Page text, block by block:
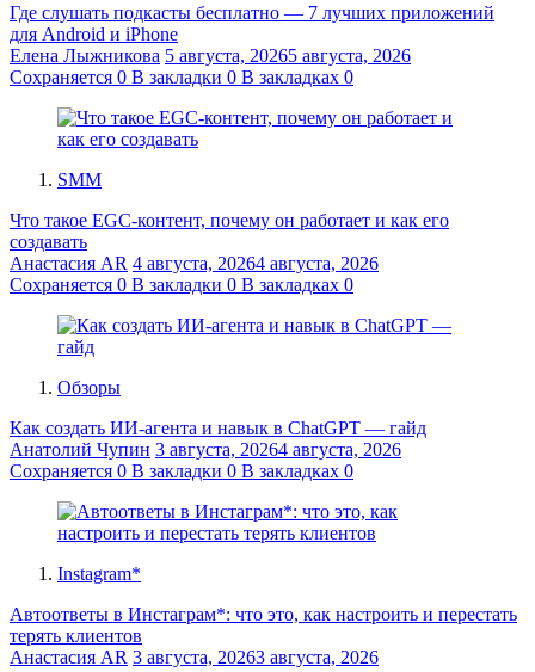
Где слушать подкасты бесплатно — 7 лучших приложений
для Android и iPhone
Елена Лыжникова 5 августа, 20265 августа, 2026
Сохраняется 0 В закладки 0 В закладках 0
SMM
Что такое EGC-контент, почему он работает и как его
создавать
Анастасия AR 4 августа, 20264 августа, 2026
Сохраняется 0 В закладки 0 В закладках 0
Обзоры
Как создать ИИ-агента и навык в ChatGPT — гайд
Анатолий Чупин 3 августа, 20264 августа, 2026
Сохраняется 0 В закладки 0 В закладках 0
Instagram*
Автоответы в Инстаграм*: что это, как настроить и перестать
терять клиентов
Анастасия AR 3 августа, 20263 августа, 2026